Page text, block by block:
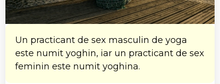
Un practicant de sex masculin de yoga
este numit yoghin, iar un practicant de sex
feminin este numit yoghina.